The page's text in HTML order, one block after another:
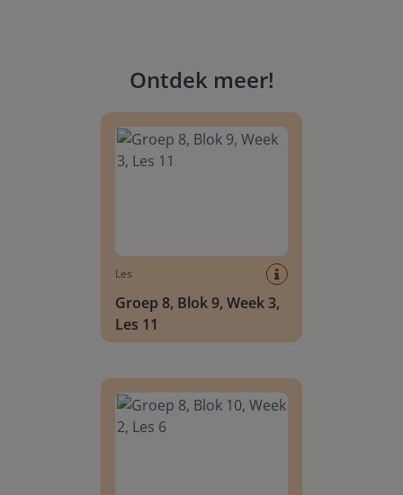
Ontdek meer!
Les
Groep 8, Blok 9, Week 3,
Les 11